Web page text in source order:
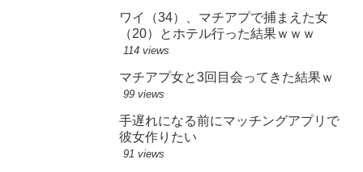
ワイ（34）、マチアプで捕まえた女
（20）とホテル行った結果ｗｗｗ
114 views
マチアプ女と3回目会ってきた結果ｗ
99 views
手遅れになる前にマッチングアプリで
彼女作りたい
91 views